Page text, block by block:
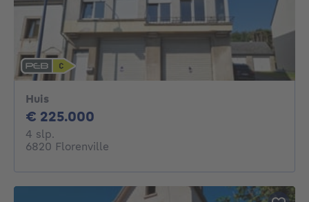
Huis
€ 225.000
4 slp.
6820 Florenville